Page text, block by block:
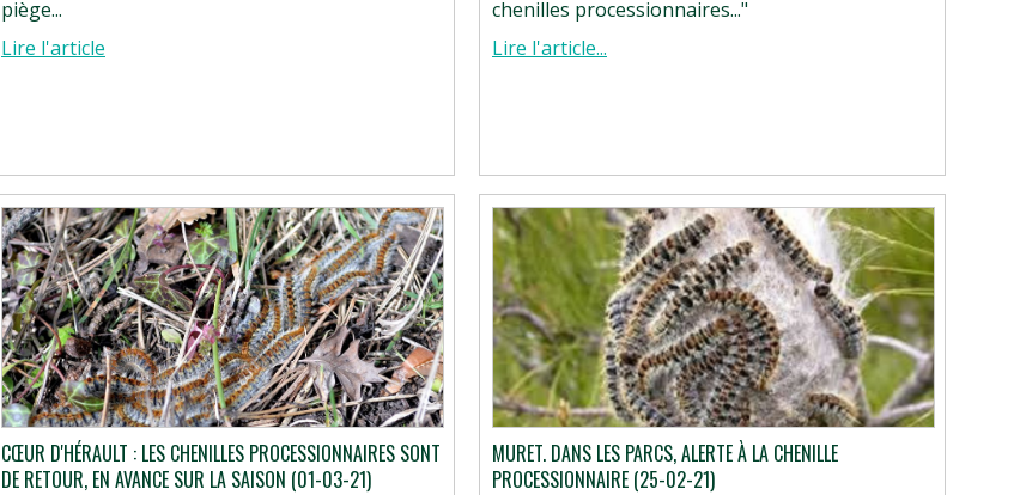
piège...
Lire l'article
chenilles processionnaires..."
Lire l'article...
CŒUR D'HÉRAULT : LES CHENILLES PROCESSIONNAIRES SONT
DE RETOUR, EN AVANCE SUR LA SAISON (01-03-21)
MURET. DANS LES PARCS, ALERTE À LA CHENILLE
PROCESSIONNAIRE (25-02-21)